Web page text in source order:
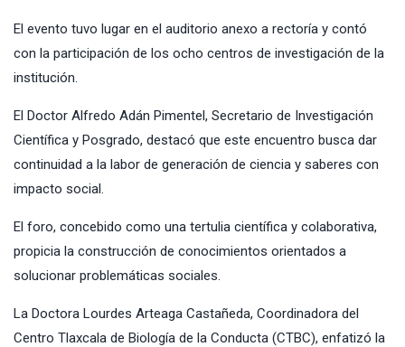
El evento tuvo lugar en el auditorio anexo a rectoría y contó
con la participación de los ocho centros de investigación de la
institución.
El Doctor Alfredo Adán Pimentel, Secretario de Investigación
Científica y Posgrado, destacó que este encuentro busca dar
continuidad a la labor de generación de ciencia y saberes con
impacto social.
El foro, concebido como una tertulia científica y colaborativa,
propicia la construcción de conocimientos orientados a
solucionar problemáticas sociales.
La Doctora Lourdes Arteaga Castañeda, Coordinadora del
Centro Tlaxcala de Biología de la Conducta (CTBC), enfatizó la